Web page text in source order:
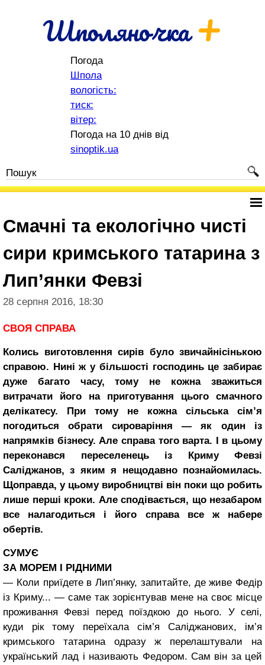
Шполяночка+
Погода
Шпола
вологість:
тиск:
вітер:
Погода на 10 днів від
sinoptik.ua
Смачні та екологічно чисті
сири кримського татарина з
Лип’янки Февзі
28 серпня 2016, 18:30
СВОЯ СПРАВА
Колись виготовлен­ня сирів було звичайнісінькою
справою. Нині ж у більшості господинь це забирає
дуже багато часу, тому не кожна зва­житься
витрачати його на приготування цього смачного
делікатесу. При тому не кожна сільська сім’я
погодиться обрати сироваріння — як один із
напрямків бізнесу. Але справа того варта. І в цьому
пере­конався переселенець із Криму Февзі
Саліджанов, з яким я нещодавно по­знайомилась.
Щоправда, у цьому виробництві він поки що робить
лише перші кроки. Але сподівається, що неза­баром
все налагодиться і його справа все ж набе­ре
обертів.
СУМУЄ
ЗА МОРЕМ І РІДНИМИ
— Коли приїдете в Лип’янку, запитайте, де живе Федір
із Криму... — саме так зорієнтував мене на своє місце
про­живання Февзі перед поїздкою до нього. У селі,
куди рік тому переїхала сім’я Саліджанових, ім’я
кримського татарина одра­зу ж перелаштували на
український лад і назива­ють Федором. Сам він за цей